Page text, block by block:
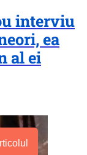
interviu
ea
al ei